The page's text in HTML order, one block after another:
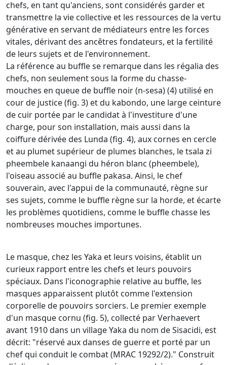
chefs, en tant qu'anciens, sont considérés garder et
transmettre la vie collective et les ressources de la vertu
générative en servant de médiateurs entre les forces
vitales, dérivant des ancêtres fondateurs, et la fertilité
de leurs sujets et de l'environnement.
La référence au buffle se remarque dans les régalia des
chefs, non seulement sous la forme du chasse-
mouches en queue de buffle noir (n-sesa) (4) utilisé en
cour de justice (fig. 3) et du kabondo, une large ceinture
de cuir portée par le candidat à l'investiture d'une
charge, pour son installation, mais aussi dans la
coiffure dérivée des Lunda (fig. 4), aux cornes en cercle
et au plumet supérieur de plumes blanches, le tsala zi
pheembele kanaangi du héron blanc (pheembele),
l'oiseau associé au buffle pakasa. Ainsi, le chef
souverain, avec l'appui de la communauté, règne sur
ses sujets, comme le buffle règne sur la horde, et écarte
les problèmes quotidiens, comme le buffle chasse les
nombreuses mouches importunes.
Le masque, chez les Yaka et leurs voisins, établit un
curieux rapport entre les chefs et leurs pouvoirs
spéciaux. Dans l'iconographie relative au buffle, les
masques apparaissent plutôt comme l'extension
corporelle de pouvoirs sorciers. Le premier exemple
d'un masque cornu (fig. 5), collecté par Verhaevert
avant 1910 dans un village Yaka du nom de Sisacidi, est
décrit: "réservé aux danses de guerre et porté par un
chef qui conduit le combat (MRAC 19292/2)." Construit